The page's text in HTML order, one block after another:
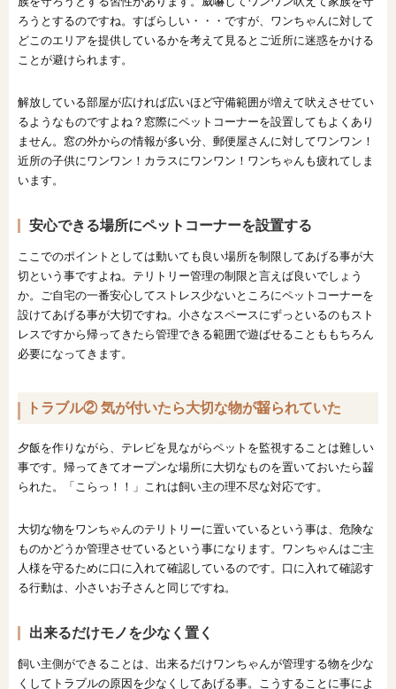
ろうとするのですね。すばらしい・・・ですが、ワンちゃんに対して
どこのエリアを提供しているかを考えて見るとご近所に迷惑をかける
ことが避けられます。
解放している部屋が広ければ広いほど守備範囲が増えて吠えさせてい
るようなものですよね？窓際にペットコーナーを設置してもよくあり
ません。窓の外からの情報が多い分、郵便屋さんに対してワンワン！
近所の子供にワンワン！カラスにワンワン！ワンちゃんも疲れてしま
います。
安心できる場所にペットコーナーを設置する
ここでのポイントとしては動いても良い場所を制限してあげる事が大
切という事ですよね。テリトリー管理の制限と言えば良いでしょう
か。ご自宅の一番安心してストレス少ないところにペットコーナーを
設けてあげる事が大切ですね。小さなスペースにずっといるのもスト
レスですから帰ってきたら管理できる範囲で遊ばせることももちろん
必要になってきます。
トラブル② 気が付いたら大切な物が齧られていた
夕飯を作りながら、テレビを見ながらペットを監視することは難しい
事です。帰ってきてオープンな場所に大切なものを置いておいたら齧
られた。「こらっ！！」これは飼い主の理不尽な対応です。
大切な物をワンちゃんのテリトリーに置いているという事は、危険な
ものかどうか管理させているという事になります。ワンちゃんはご主
人様を守るために口に入れて確認しているのです。口に入れて確認す
る行動は、小さいお子さんと同じですね。
出来るだけモノを少なく置く
飼い主側ができることは、出来るだけワンちゃんが管理する物を少な
くしてトラブルの原因を少なくしてあげる事。こうすることに事によ